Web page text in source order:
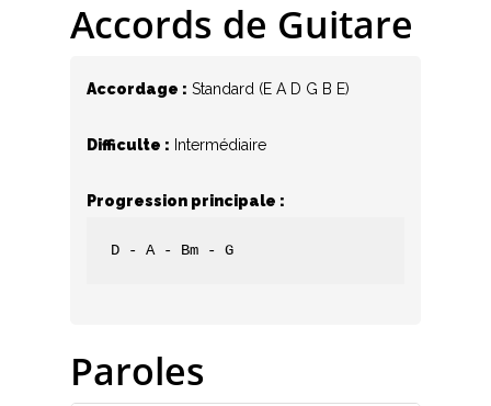
Accords de Guitare
Accordage : Standard (E A D G B E)
Difficulte : Intermédiaire
Progression principale :
D - A - Bm - G
Paroles